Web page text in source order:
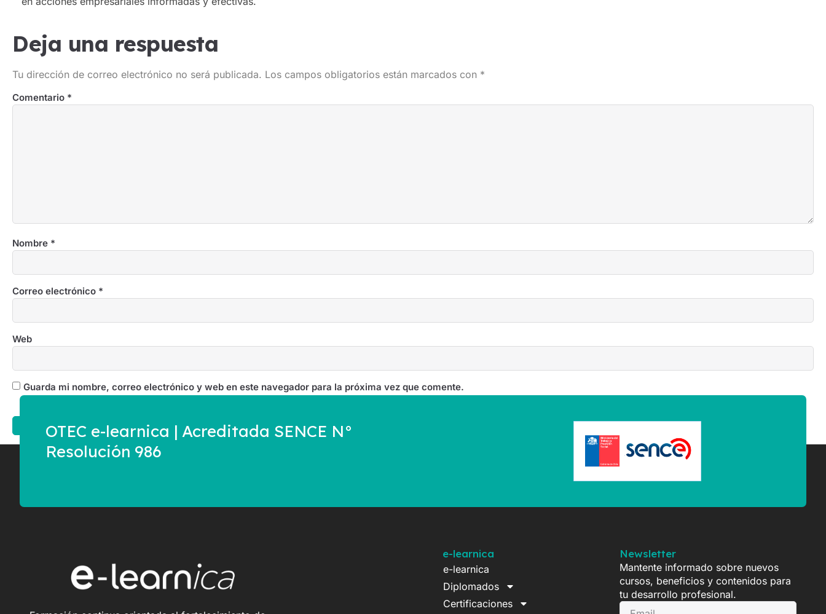
Deja una respuesta
Tu dirección de correo electrónico no será publicada. Los campos obligatorios están marcados con *
Comentario *
Nombre *
Correo electrónico *
Web
Guarda mi nombre, correo electrónico y web en este navegador para la próxima vez que comente.
OTEC e-learnica | Acreditada SENCE N°
Resolución 986
e-learnica
e-learnica
Diplomados
Certificaciones
Newsletter
Mantente informado sobre nuevos
cursos, beneficios y contenidos para
tu desarrollo profesional.